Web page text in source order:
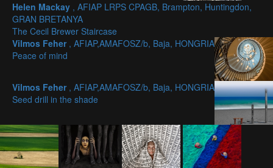
Helen Mackay , AFIAP LRPS CPAGB, Brampton, Huntingdon,
GRAN BRETANYA
The Cecil Brewer Staircase
Vilmos Feher , AFIAP,AMAFOSZ/b, Baja, HONGRIA
Peace of mind
Vilmos Feher , AFIAP,AMAFOSZ/b, Baja, HONGRIA
Seed drill in the shade